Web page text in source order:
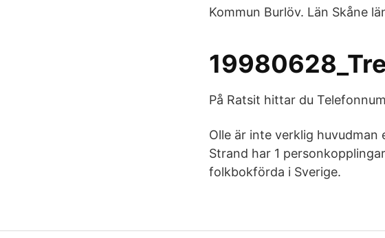
Kommun Burlöv. Län Skåne
På Ratsit hittar du
Olle är inte verklig
Strand har 1
folkbokförda i Sverige.